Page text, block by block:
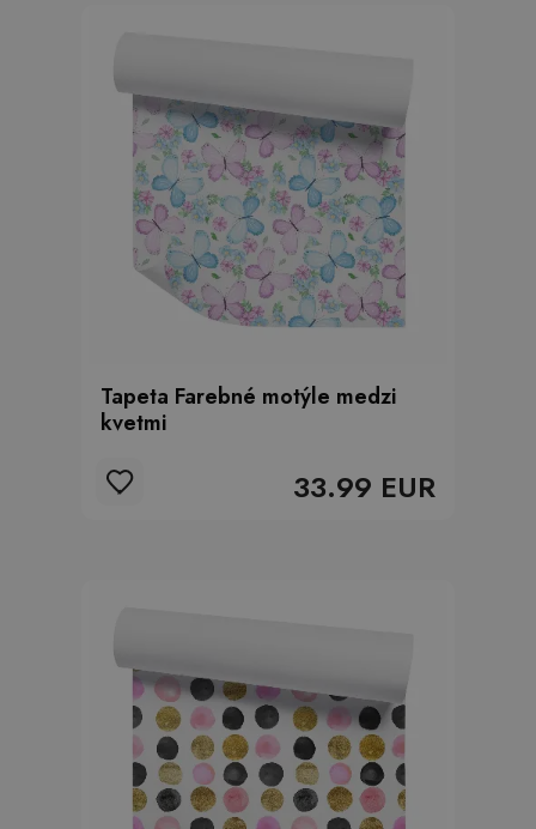
Tapeta Farebné motýle medzi
kvetmi
33.99 EUR